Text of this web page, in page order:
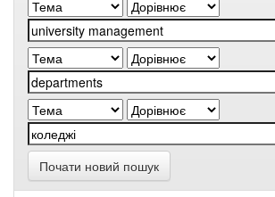
Почати новий пошук